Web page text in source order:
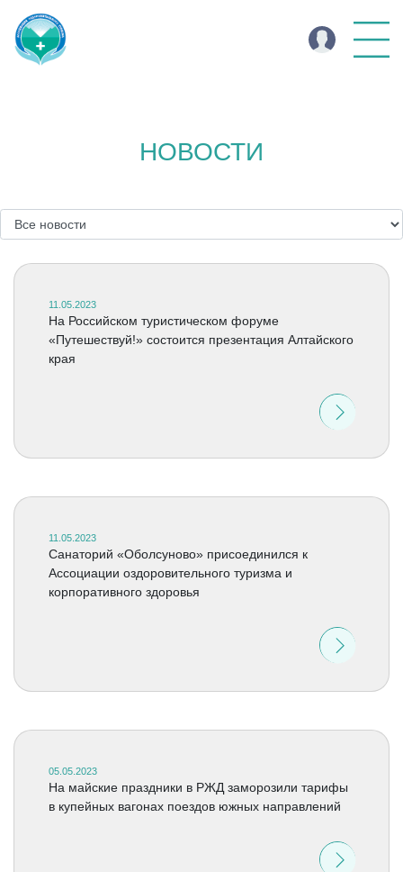
НОВОСТИ
11.05.2023
На Российском туристическом форуме
«Путешествуй!» состоится презентация Алтайского
края
11.05.2023
Cанаторий «Оболсуново» присоединился к
Ассоциации оздоровительного туризма и
корпоративного здоровья
05.05.2023
На майские праздники в РЖД заморозили тарифы
в купейных вагонах поездов южных направлений